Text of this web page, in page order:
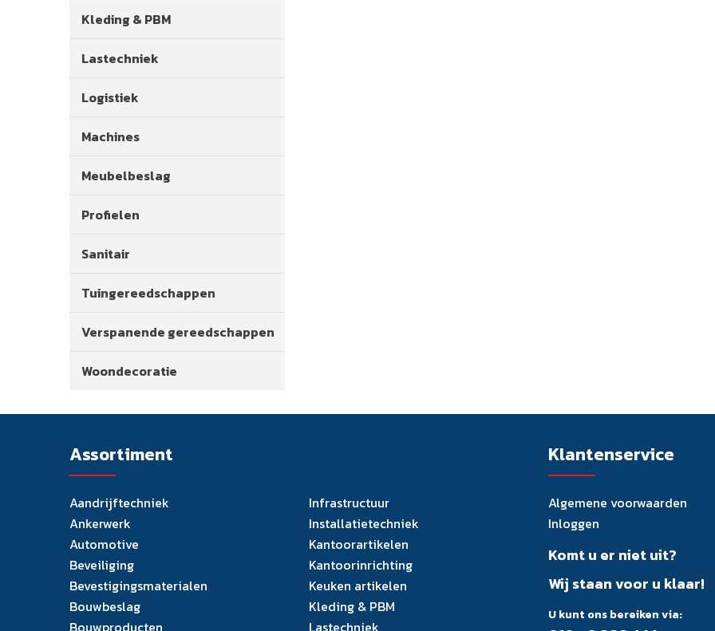
Kleding & PBM
Lastechniek
Logistiek
Machines
Meubelbeslag
Profielen
Sanitair
Tuingereedschappen
Verspanende gereedschappen
Woondecoratie
Assortiment
Aandrijftechniek
Ankerwerk
Automotive
Beveiliging
Bevestigingsmaterialen
Bouwbeslag
Bouwproducten
Infrastructuur
Installatietechniek
Kantoorartikelen
Kantoorinrichting
Keuken artikelen
Kleding & PBM
Lastechniek
Klantenservice
Algemene voorwaarden
Inloggen
Komt u er niet uit?
Wij staan voor u klaar!
U kunt ons bereiken via: